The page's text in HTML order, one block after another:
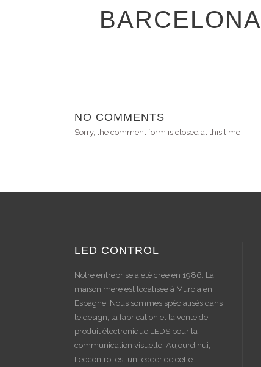
BARCELONA
NO COMMENTS
Sorry, the comment form is closed at this time.
LED CONTROL
Notre entreprise a été crée en 1986. La
maison mère est localisée à Murcia en
Espagne. Nous sommes spécialisés dans
le design, la fabrication et la vente de
produit électronique LEDS pour la
communication visuelle. Aujourd'hui,
Ledcontrol est un leader de cette